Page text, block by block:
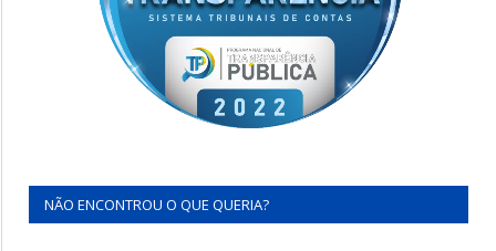
NÃO ENCONTROU O QUE QUERIA?